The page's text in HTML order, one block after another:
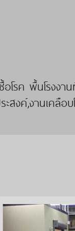
ค พื้นโรงงาน
งค์,งานเคลือ